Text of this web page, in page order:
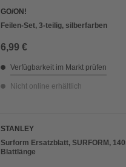
GO/ON!
Feilen-Set, 3-teilig, silberfarben
6,99 €
Verfügbarkeit im Markt prüfen
Nicht online erhältlich
STANLEY
Surform Ersatzblatt, SURFORM,
Blattlänge